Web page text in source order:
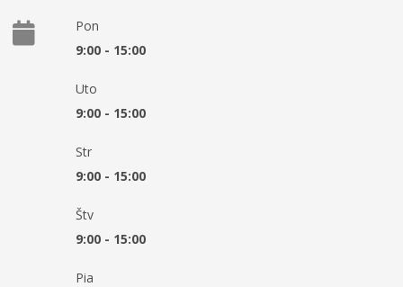
Pon
9:00 - 15:00
Uto
9:00 - 15:00
Str
9:00 - 15:00
Štv
9:00 - 15:00
Pia